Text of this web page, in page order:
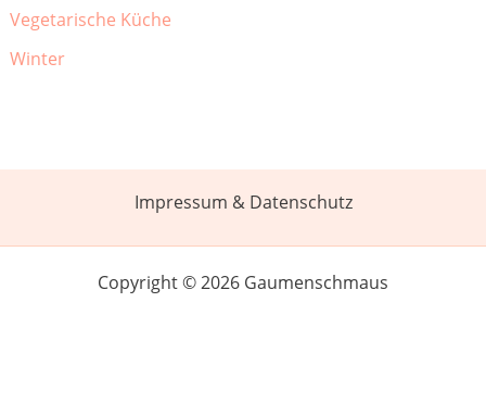
Vegetarische Küche
Winter
Impressum & Datenschutz
Copyright © 2026 Gaumenschmaus